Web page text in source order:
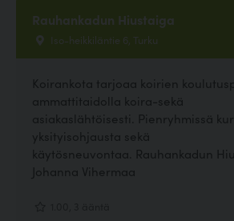
Rauhankadun Hiustaiga
Iso-heikkiläntie 6, Turku
Koirankota tarjoaa koirien
ammattitaidolla koira-sekä
asiakaslähtöisesti. Pienryhmissä
yksityisohjausta sekä
käytösneuvontaa. Rauhankadun
Johanna Vihermaa